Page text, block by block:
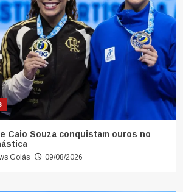
Caio Souza conquistam ouros no
Goiás 09/08/2026